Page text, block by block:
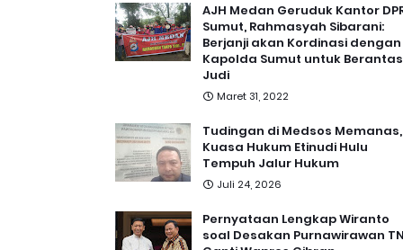
AJH Medan Geruduk Kantor
Sumut, Rahmasyah Sibarani:
Berjanji akan Kordinasi dengan
Kapolda Sumut untuk Berantas
Judi
Maret 31, 2022
Tudingan di Medsos Memanas,
Kuasa Hukum Etinudi Hulu
Tempuh Jalur Hukum
Juli 24, 2026
Pernyataan Lengkap Wiranto
soal Desakan Purnawirawan